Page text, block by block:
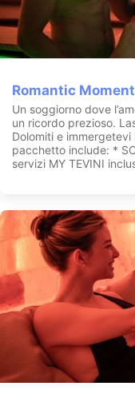
Romantic
Un soggiorno dove
un ricordo prezioso.
Dolomiti e immergetevi
pacchetto include: *
servizi MY TEVINI